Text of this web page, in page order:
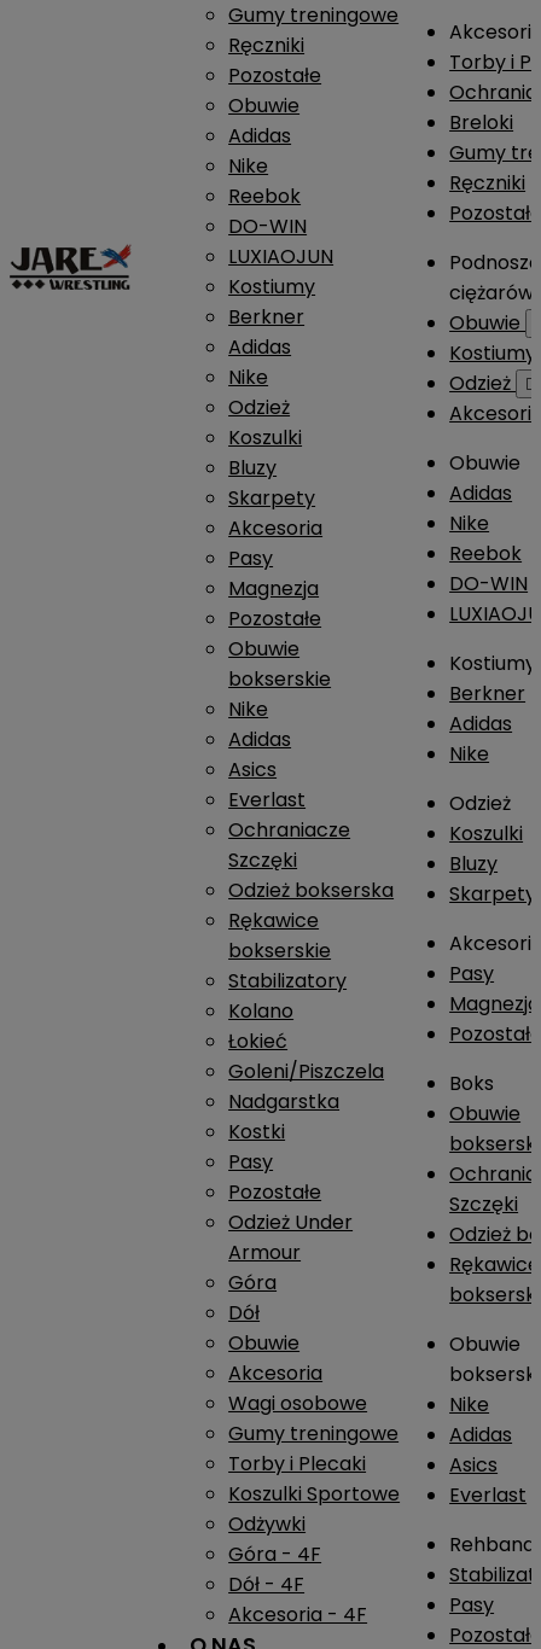
Gumy treningowe
Ręczniki
Pozostałe
Obuwie
Adidas
Nike
Reebok
DO-WIN
LUXIAOJUN
Kostiumy
Berkner
Adidas
Nike
Odzież
Koszulki
Bluzy
Skarpety
Akcesoria
Pasy
Magnezja
Pozostałe
Obuwie
bokserskie
Nike
Adidas
Asics
Everlast
Ochraniacze
Szczęki
Odzież bokserska
Rękawice
bokserskie
Stabilizatory
Kolano
Łokieć
Goleni/Piszczela
Nadgarstka
Kostki
Pasy
Pozostałe
Odzież Under
Armour
Góra
Dół
Obuwie
Akcesoria
Wagi osobowe
Gumy treningowe
Torby i Plecaki
Koszulki Sportowe
Odżywki
Góra - 4F
Dół - 4F
Akcesoria - 4F
Torby i
Breloki
Gumy
Ręczniki
ciężarów
Obuwie
Kostiumy
Odzież

Obuwie
Adidas
Nike
Reebok
DO-WIN
Kostiumy
Berkner
Adidas
Nike
Odzież
Koszulki
Bluzy
Skarpety
Pasy
Magnezja
Boks
Obuwie
Szczęki
Odzież
Rękawice
Obuwie
Nike
Adidas
Asics
Everlast
Rehband
Pasy